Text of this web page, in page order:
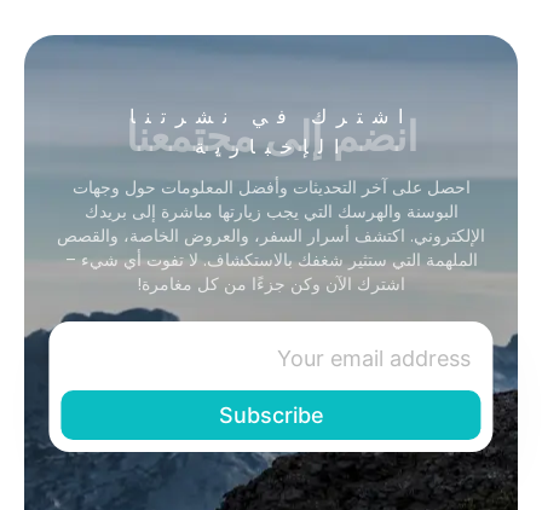
اشترك في نشرتنا
الإخبارية
انضم إلى مجتمعنا
احصل على آخر التحديثات وأفضل المعلومات حول وجهات
البوسنة والهرسك التي يجب زيارتها مباشرة إلى بريدك
الإلكتروني. اكتشف أسرار السفر، والعروض الخاصة، والقصص
الملهمة التي ستثير شغفك بالاستكشاف. لا تفوت أي شيء –
اشترك الآن وكن جزءًا من كل مغامرة!